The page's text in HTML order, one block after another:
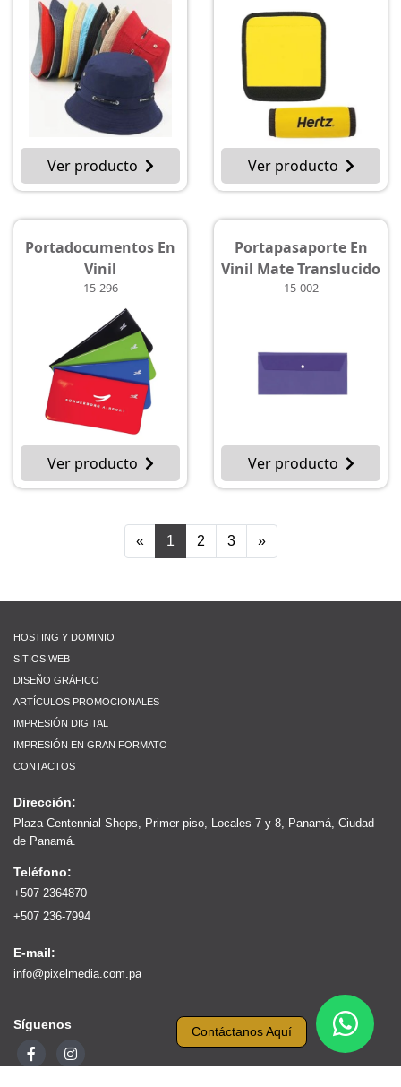
Ver producto Ver producto
Portadocumentos En
Vinil
15-296
Ver producto
Portapasaporte En
Vinil Mate Translucido
15-002
Ver producto
« 1 2 3 »
Contáctanos Aquí
HOSTING Y DOMINIO
SITIOS WEB
DISEÑO GRÁFICO
ARTÍCULOS PROMOCIONALES
IMPRESIÓN DIGITAL
IMPRESIÓN EN GRAN FORMATO
CONTACTOS
Dirección:
Plaza Centennial Shops, Primer piso, Locales 7 y 8, Panamá, Ciudad
de Panamá.
Teléfono:
+507 2364870
+507 236-7994
E-mail:
info@pixelmedia.com.pa
Síguenos